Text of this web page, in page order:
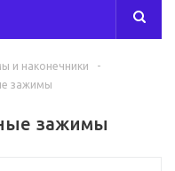
и наконечники
-
зажимы
зажимы